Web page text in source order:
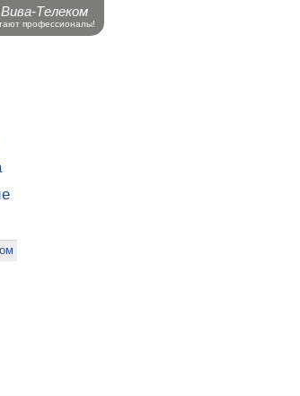
Телеком
профессионалы!